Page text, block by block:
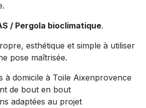
/ Pergola bioclimatique.
esthétique et simple à utiliser
pose maîtrisée.
à domicile à Toile Aixenprovence
de bout en bout
adaptées au projet